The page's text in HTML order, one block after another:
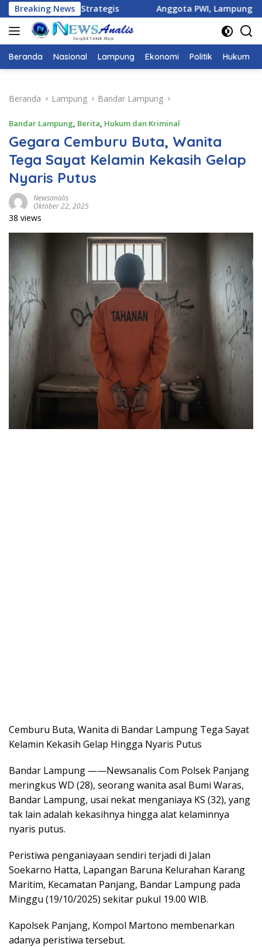
Langsung
ke
konten
Breaking News
Anggota PWI, Lampung DI Usir Tetangga dan Di
Beranda Nasional Lampung Ekonomi Politik Hukum
Beranda Lampung Bandar Lampung
Bandar Lampung, Berita, Hukum dan Kriminal
Gegara Cemburu Buta, Wanita
Tega Sayat Kelamin Kekasih Gelap
Nyaris Putus
Newsanalis
Oktober 22, 2025
38 views
Cemburu Buta, Wanita di Bandar Lampung Tega Sayat
Kelamin Kekasih Gelap Hingga Nyaris Putus
Bandar Lampung ——Newsanalis Com Polsek Panjang
meringkus WD (28), seorang wanita asal Bumi Waras,
Bandar Lampung, usai nekat menganiaya KS (32), yang
tak lain adalah kekasihnya hingga alat kelaminnya
nyaris putus.
Peristiwa penganiayaan sendiri terjadi di Jalan
Soekarno Hatta, Lapangan Baruna Kelurahan Karang
Maritim, Kecamatan Panjang, Bandar Lampung pada
Minggu (19/10/2025) sekitar pukul 19.00 WIB.
Kapolsek Panjang, Kompol Martono membenarkan
adanya peristiwa tersebut.